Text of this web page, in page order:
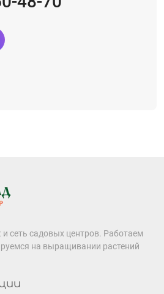
сеть садовых центров. Работаем
на выращивании растений